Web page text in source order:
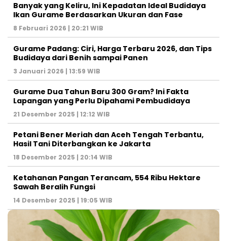
Banyak yang Keliru, Ini Kepadatan Ideal Budidaya
Ikan Gurame Berdasarkan Ukuran dan Fase
8 Februari 2026 | 20:21 WIB
Gurame Padang: Ciri, Harga Terbaru 2026, dan Tips
Budidaya dari Benih sampai Panen
3 Januari 2026 | 13:59 WIB
Gurame Dua Tahun Baru 300 Gram? Ini Fakta
Lapangan yang Perlu Dipahami Pembudidaya
21 Desember 2025 | 12:12 WIB
Petani Bener Meriah dan Aceh Tengah Terbantu,
Hasil Tani Diterbangkan ke Jakarta
18 Desember 2025 | 20:14 WIB
Ketahanan Pangan Terancam, 554 Ribu Hektare
Sawah Beralih Fungsi
14 Desember 2025 | 19:05 WIB